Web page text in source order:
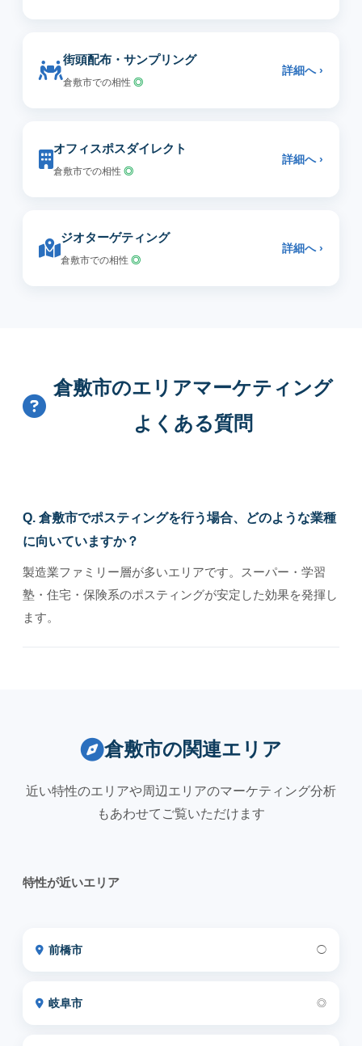
街頭配布・サンプリング
倉敷市での相性 ◎
詳細へ ›
オフィスポスダイレクト
倉敷市での相性 ◎
詳細へ ›
ジオターゲティング
倉敷市での相性 ◎
詳細へ ›
倉敷市のエリアマーケティング
よくある質問
Q. 倉敷市でポスティングを行う場合、どのような業種
に向いていますか？
製造業ファミリー層が多いエリアです。スーパー・学習
塾・住宅・保険系のポスティングが安定した効果を発揮し
ます。
倉敷市の関連エリア
近い特性のエリアや周辺エリアのマーケティング分析
もあわせてご覧いただけます
特性が近いエリア
前橋市 ◯
岐阜市 ◎